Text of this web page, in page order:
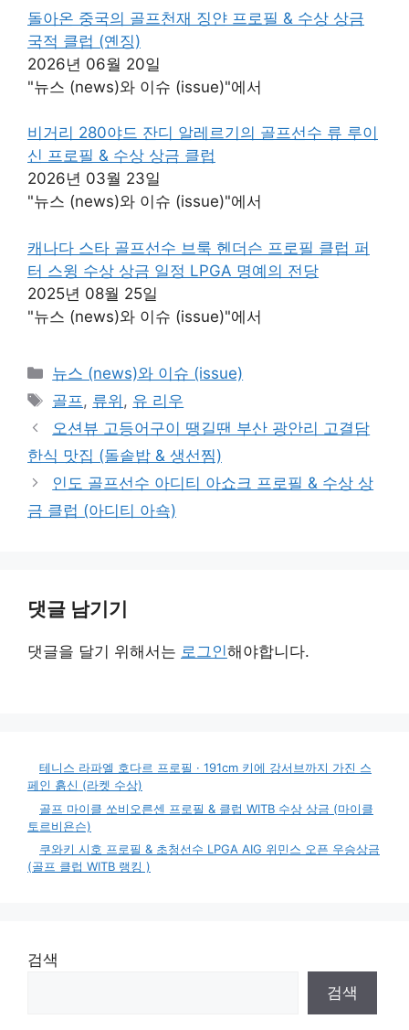
돌아온 중국의 골프천재 징얀 프로필 & 수상 상금
국적 클럽 (옌징)
2026년 06월 20일
"뉴스 (news)와 이슈 (issue)"에서
비거리 280야드 잔디 알레르기의 골프선수 류 루이
신 프로필 & 수상 상금 클럽
2026년 03월 23일
"뉴스 (news)와 이슈 (issue)"에서
캐나다 스타 골프선수 브룩 헨더슨 프로필 클럽 퍼
터 스윙 수상 상금 일정 LPGA 명예의 전당
2025년 08월 25일
"뉴스 (news)와 이슈 (issue)"에서
카
테
리
뉴스 (news)와 이슈 (issue)
태
그
골프 , 류위 , 유 리우
오션뷰 고등어구이 땡길땐 부산 광안리 고결담
한식 맛집 (돌솥밥 & 생선찜)
인도 골프선수 아디티 아쇼크 프로필 & 수상 상
금 클럽 (아디티 아쇽)
댓글 남기기
댓글을 달기 위해서는 로그인해야합니다.
테니스 라파엘 호다르 프로필 · 191cm 키에 강서브까지 가진 스
페인 흙신 (라켓 수상)
골프 마이클 쏘비오른센 프로필 & 클럽 WITB 수상 상금 (마이클
토르비욘슨)
쿠와키 시호 프로필 & 초청선수 LPGA AIG 위민스 오픈 우승상금
(골프 클럽 WITB 랭킹 )
검색
검색